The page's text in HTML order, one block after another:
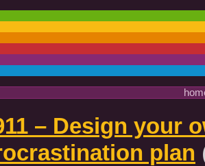
– Design your
plan